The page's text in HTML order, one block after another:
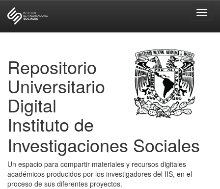
Repositorio
Universitario
Digital
Instituto de
Investigaciones Sociales
Un espacio para compartir materiales y recursos digitales
académicos producidos por los investigadores del IIS, en el
proceso de sus diferentes proyectos.